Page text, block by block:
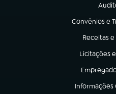
(abre
Convênios e
(abre em
Receitas
(abre em
Licitações
(abre em
(abre em
Informações
(abre em